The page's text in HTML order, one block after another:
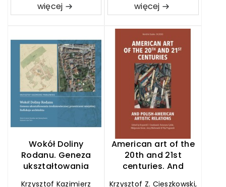
więcej więcej
Wokół Doliny
Rodanu. Geneza
ukształtowania
Krzysztof Kazimierz
American art of the
20th and 21st
centuries. And
Krzysztof Z. Cieszkowski,